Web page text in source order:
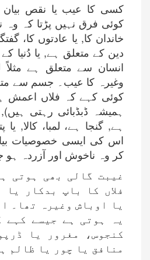
کسی کا عیب یا نقص
کوئی فرق نہیں پڑتا کہ
خاندان کا, یا عادتوں کا،
دین کے متعلق ہے, یا دُنیا
انسان سے متعلق ہے مثلاً
وغیرہ کا عیب۔ جسم سے
کوئی کہے کہ فلاں اعمش
ہمیشہ ڈبڈبائی رہتی ہیں),
ہے, گنجا ہے، لمبا، کالا,
اس کی ایسی خصوصیات
کر وہ ناخوش اور آزردہ ہو
غیبت گالی بھی ہوتی
فلاں کا باپ بدکار
یا اوباش وغیرہ تھا۔
یہ ہوتی ہے جیسے کہے
کنجوس، مغرور یا
منافق یا چور یا ظالم